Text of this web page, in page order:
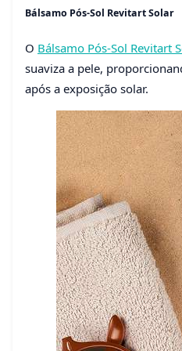
Bálsamo Pós-Sol Revitart Solar
O Bálsamo Pós-Sol Revitart
suaviza a pele,
após a exposição solar.